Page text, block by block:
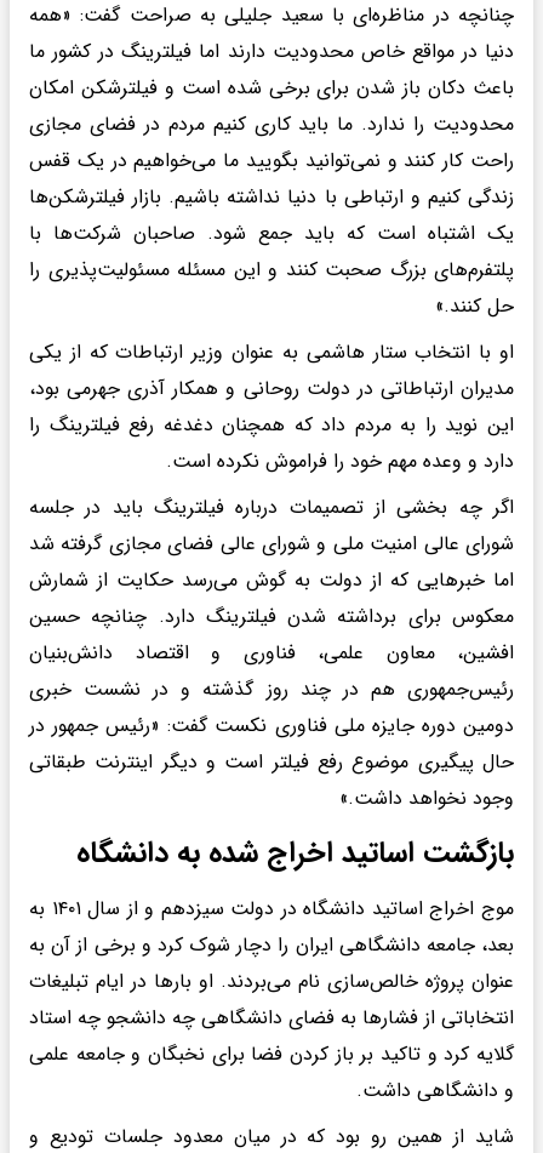
چنانچه در مناظره‌ای با سعید جلیلی به صراحت گفت: «همه
دنیا در مواقع خاص محدودیت دارند اما فیلترینگ در کشور ما
باعث دکان باز شدن برای برخی شده است و فیلترشکن امکان
محدودیت را ندارد. ما باید کاری کنیم مردم در فضای مجازی
راحت کار کنند و نمی‌توانید بگویید ما می‌خواهیم در یک قفس
زندگی کنیم و ارتباطی با دنیا نداشته باشیم. بازار فیلترشکن‌ها
یک اشتباه است که باید جمع شود. صاحبان شرکت‌ها با
پلتفرم‌های بزرگ صحبت کنند و این مسئله مسئولیت‌پذیری را
حل کنند.»
او با انتخاب ستار هاشمی به عنوان وزیر ارتباطات که از یکی
مدیران ارتباطاتی در دولت روحانی و همکار آذری جهرمی بود،
این نوید را به مردم داد که همچنان دغدغه رفع فیلترینگ را
دارد و وعده مهم خود را فراموش نکرده است.
اگر چه بخشی از تصمیمات درباره فیلترینگ باید در جلسه
شورای عالی امنیت ملی و شورای عالی فضای مجازی گرفته شد
اما خبرهایی که از دولت به گوش می‌رسد حکایت از شمارش
معکوس برای برداشته شدن فیلترینگ دارد. چنانچه حسین
افشین، معاون علمی، فناوری و اقتصاد دانش‌بنیان
رئیس‌جمهوری هم در چند روز گذشته و در نشست خبری
دومین دوره جایزه ملی فناوری نکست گفت: «رئیس جمهور در
حال پیگیری موضوع رفع فیلتر است و دیگر اینترنت طبقاتی
وجود نخواهد داشت.»
بازگشت اساتید اخراج شده به دانشگاه
موج اخراج اساتید دانشگاه در دولت سیزدهم و از سال ۱۴۰۱ به
بعد، جامعه دانشگاهی ایران را دچار شوک کرد و برخی از آن به
عنوان پروژه خالص‌سازی نام می‌بردند. او بارها در ایام تبلیغات
انتخاباتی از فشارها به فضای دانشگاهی چه دانشجو چه استاد
گلایه کرد و تاکید بر باز کردن فضا برای نخبگان و جامعه علمی
و دانشگاهی داشت.
شاید از همین رو بود که در میان معدود جلسات تودیع و